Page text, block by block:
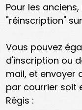
Pour les
"réinscription"
Vous pouvez
d'inscription ou
mail, et envoyer
par courrier soit
Régis :